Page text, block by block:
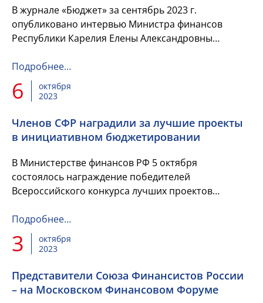
В журнале «Бюджет» за сентябрь 2023 г.
опубликовано интервью Министра финансов
Республики Карелия Елены Александровны
России.
Подробнее…
6
октября
2023
Членов СФР наградили за лучшие проекты
в инициативном бюджетировании
В Министерстве финансов РФ 5 октября
состоялось награждение победителей
Всероссийского конкурса лучших проектов
награжденных – члены Союза Финансистов России.
Поздр...
Подробнее…
3
октября
2023
Представители Союза Финансистов России
– на Московском Финансовом Форуме